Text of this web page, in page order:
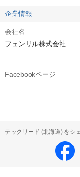
企業情報
会社名
フェンリル株式会社
Facebookページ
テックリード (北海道) をシ